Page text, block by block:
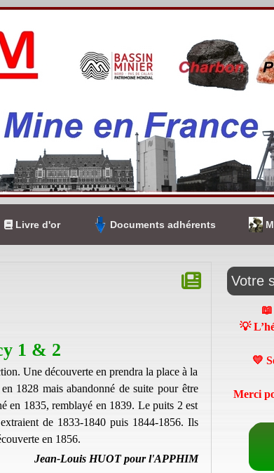
Livre d'or Documents adhérents
1 & 2
Une découverte en prendra la place à la
1828 mais abandonné de suite pour être
en 1835, remblayé en 1839. Le puits 2 est
de 1833-1840 puis 1844-1856. Ils
en 1856.
Jean-Louis HUOT pour l'APPHIM
Votre
💡
💛
Merci